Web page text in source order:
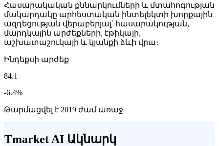
Հասարակական քննարկումների և մտահոգության
մակարդակը արհեստական ինտելեկտի խորքային
ազդեցության վերաբերյալ՝ հասարակության,
մարդկային արժեքների, էթիկայի,
աշխատաշուկայի և կյանքի ձևի վրա։
Ինդեքսի արժեք
84.1
-6.4%
Թարմացվել է 2019 ժամ առաջ
Tmarket AI Ակնարկ